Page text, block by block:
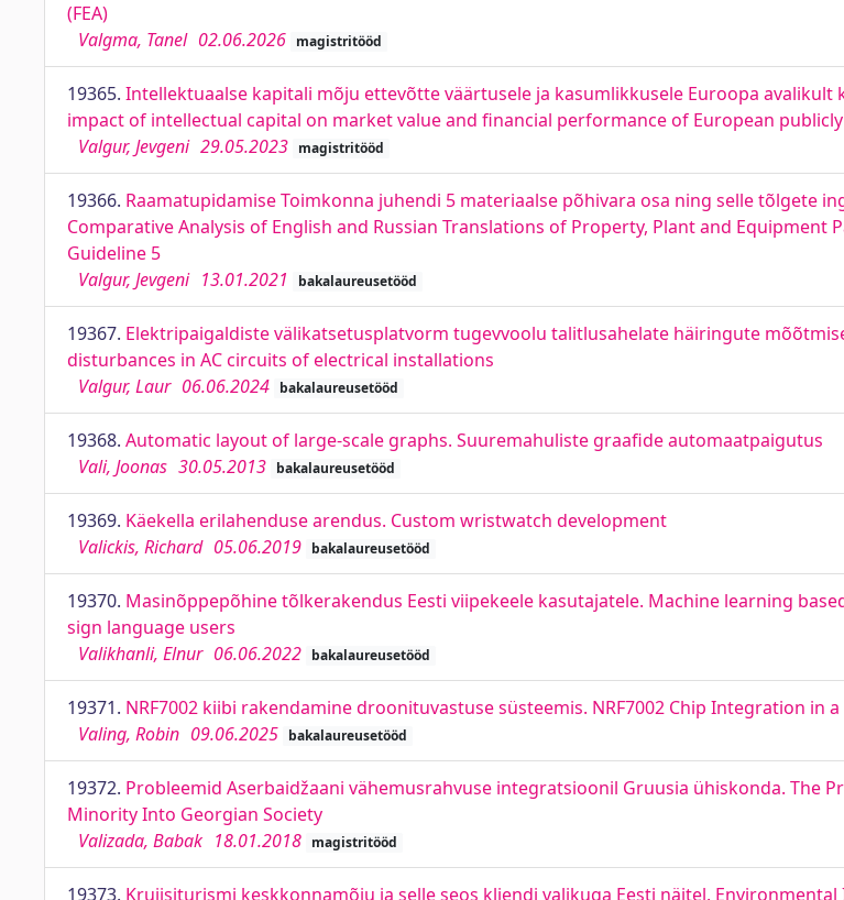
(FEA)
Valgma, Tanel 02.06.2026 magistritööd
19365. Intellektuaalse kapitali mõju ettevõtte väärtusele ja kasumlikkusele Euroopa avalikult
impact of intellectual capital on market value and financial performance of European
Valgur, Jevgeni 29.05.2023 magistritööd
19366. Raamatupidamise Toimkonna juhendi 5 materiaalse põhivara osa ning selle tõlgete
Comparative Analysis of English and Russian Translations of Property, Plant and Equipment
Guideline 5
Valgur, Jevgeni 13.01.2021 bakalaureusetööd
19367. Elektripaigaldiste välikatsetusplatvorm tugevvoolu talitlusahelate häiringute
disturbances in AC circuits of electrical installations
Valgur, Laur 06.06.2024 bakalaureusetööd
19368. Automatic layout of large-scale graphs. Suuremahuliste graafide automaatpaigutus
Vali, Joonas 30.05.2013 bakalaureusetööd
19369. Käekella erilahenduse arendus. Custom wristwatch development
Valickis, Richard 05.06.2019 bakalaureusetööd
19370. Masinõppepõhine tõlkerakendus Eesti viipekeele kasutajatele. Machine learning
sign language users
Valikhanli, Elnur 06.06.2022 bakalaureusetööd
19371. NRF7002 kiibi rakendamine droonituvastuse süsteemis. NRF7002 Chip Integration in
Valing, Robin 09.06.2025 bakalaureusetööd
19372. Probleemid Aserbaidžaani vähemusrahvuse integratsioonil Gruusia ühiskonda. The
Minority Into Georgian Society
Valizada, Babak 18.01.2018 magistritööd
19373. Kruiisiturismi keskkonnamõju ja selle seos kliendi valikuga Eesti näitel.